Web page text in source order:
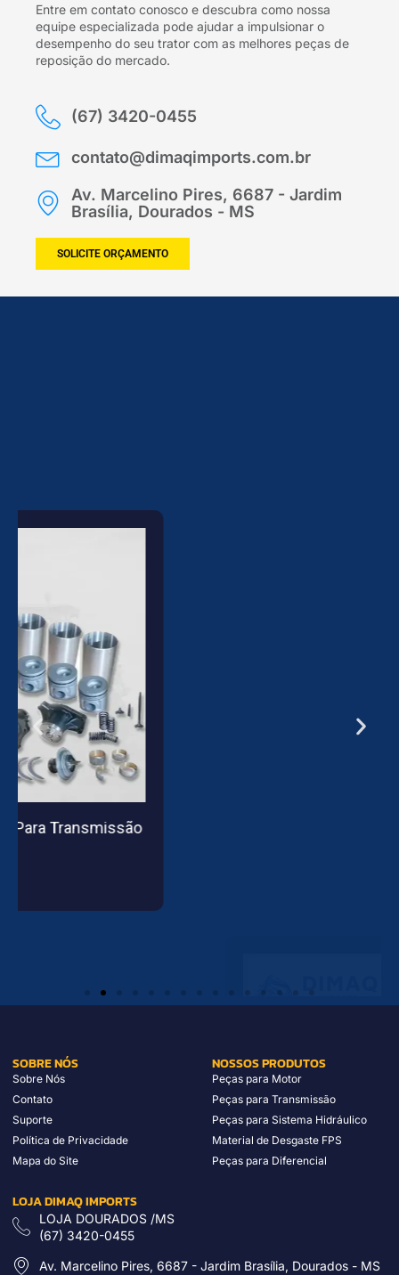
Entre em contato conosco e descubra como nossa
equipe especializada pode ajudar a impulsionar o
desempenho do seu trator com as melhores peças de
reposição do mercado.
(67) 3420-0455
contato@dimaqimports.com.br
Av. Marcelino Pires, 6687 - Jardim
Brasília, Dourados - MS
SOLICITE ORÇAMENTO
VER PÁGINA
SOBRE NÓS
Sobre Nós
Contato
Suporte
Política de Privacidade
Mapa do Site
NOSSOS PRODUTOS
Peças para Motor
Peças para Transmissão
Peças para Sistema Hidráulico
Material de Desgaste FPS
Peças para Diferencial
LOJA DIMAQ IMPORTS
LOJA DOURADOS /MS
(67) 3420-0455
Av. Marcelino Pires, 6687 - Jardim Brasília, Dourados - MS